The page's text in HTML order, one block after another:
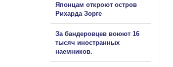
Японцам откроют остров
Рихарда Зорге
За бандеровцев воюют 16
тысяч иностранных
наемников.